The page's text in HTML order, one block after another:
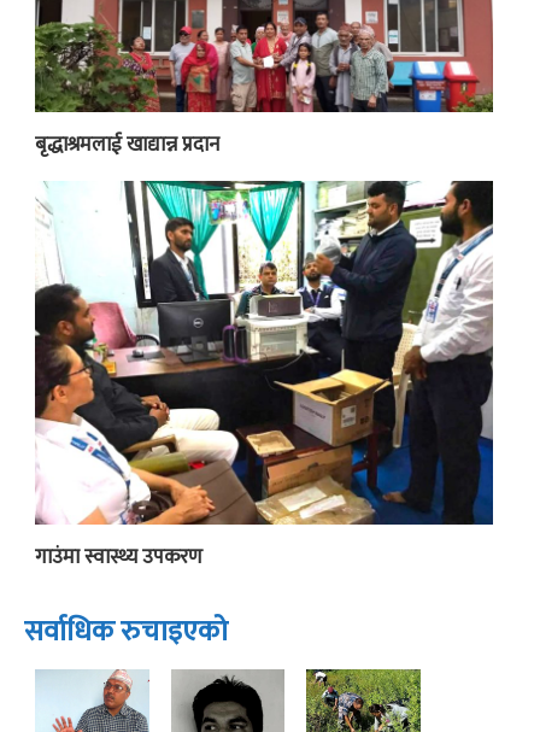
बृद्धाश्रमलाई खाद्यान्न प्रदान
गाउंमा स्वास्थ्य उपकरण
सर्वाधिक रुचाइएको